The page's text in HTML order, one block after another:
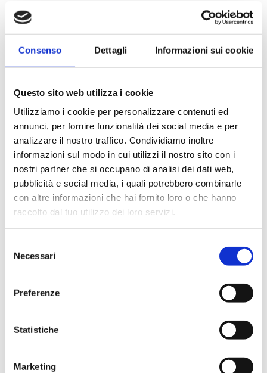
Consenso Dettagli Informazioni sui cookie
Questo sito web utilizza i cookie
Utilizziamo i cookie per personalizzare contenuti ed
annunci, per fornire funzionalità dei social media e per
analizzare il nostro traffico. Condividiamo inoltre
informazioni sul modo in cui utilizzi il nostro sito con i
nostri partner che si occupano di analisi dei dati web,
pubblicità e social media, i quali potrebbero combinarle
con altre informazioni che hai fornito loro o che hanno
raccolto dal tuo utilizzo dei loro servizi.
delNecessari
Preferenze
Statistiche
Marketing